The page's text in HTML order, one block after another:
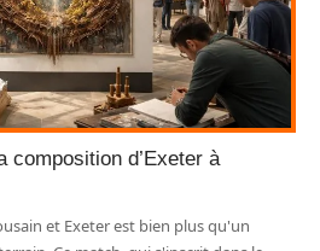
composition d’Exeter à
et Exeter est bien plus qu'un